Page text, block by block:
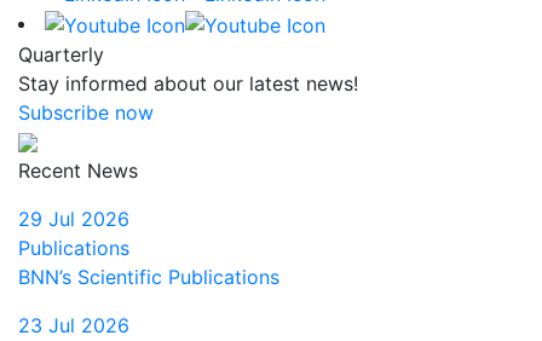
Quarterly
Stay informed about our latest news!
Subscribe now
Recent News
29 Jul 2026
Publications
BNN’s Scientific Publications
23 Jul 2026